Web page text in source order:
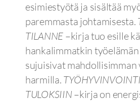
esimiestyötä ja sisältää
paremmasta johtamisesta.
TILANNE –kirja tuo esille
hankalimmatkin
sujuisivat mahdollisimman
harmilla.
TULOKSIIN –kirja on